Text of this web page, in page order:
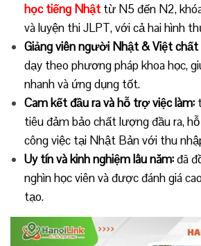
học tiếng Nhậttừ N5 đến N2,
và luyện thi JLPT, với cả hai hình
Giảng viên người Nhật & Việt
dạy theo phương pháp khoa học,
nhanh và ứng dụng tốt.
Cam kết đầu ra và hỗ trợ việc làm:
tiêu đảm bảo chất lượng đầu ra,
công việc tại Nhật Bản với thu
Uy tín và kinh nghiệm lâu năm:đã
nghìn học viên và được đánh giá
tạo.